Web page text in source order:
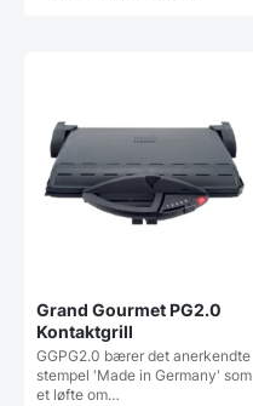
Grand Gourmet PG2.0
Kontaktgrill
GGPG2.0 bærer det anerkendte
stempel 'Made in Germany' som
et løfte om…